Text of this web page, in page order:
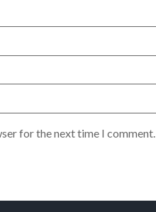
for the next time I comment.